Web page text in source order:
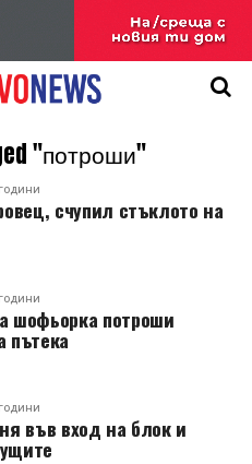
"потроши"
счупил стъклото на
шофьорка потроши
пътека
във вход на блок и